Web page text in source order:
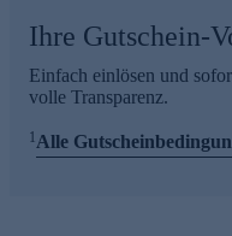
Ihre Gutschein-
Einfach einlösen und
volle Transparenz.
1Alle